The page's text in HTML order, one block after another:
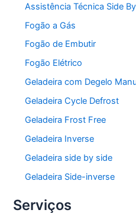
Assistência Técnica Side
Fogão a Gás
Fogão de Embutir
Fogão Elétrico
Geladeira com Degelo
Geladeira Cycle Defrost
Geladeira Frost Free
Geladeira Inverse
Geladeira side by side
Geladeira Side-inverse
Serviços